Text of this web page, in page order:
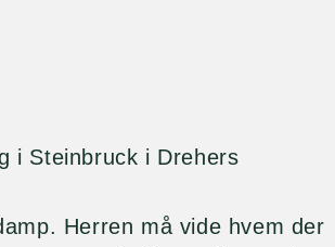
i Steinbruck i Drehers
Herren må vide hvem der